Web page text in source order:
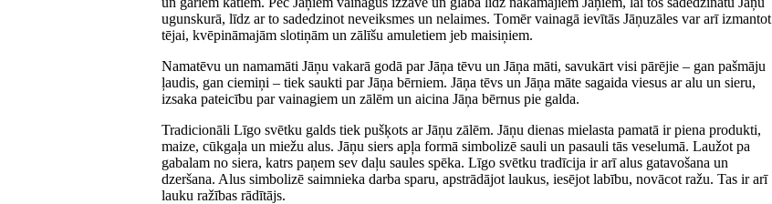
ugunskurā, līdz ar to sadedzinot neveiksmes un nelaimes. Tomēr vainagā ievītās Jāņuzāles var arī izmantot
tējai, kvēpināmajām slotiņām un zālīšu amuletiem jeb maisiņiem.
Namatēvu un namamāti Jāņu vakarā godā par Jāņa tēvu un Jāņa māti, savukārt visi pārējie – gan pašmāju
ļaudis, gan ciemiņi – tiek saukti par Jāņa bērniem. Jāņa tēvs un Jāņa māte sagaida viesus ar alu un sieru,
izsaka pateicību par vainagiem un zālēm un aicina Jāņa bērnus pie galda.
Tradicionāli Līgo svētku galds tiek pušķots ar Jāņu zālēm. Jāņu dienas mielasta pamatā ir piena produkti,
maize, cūkgaļa un miežu alus. Jāņu siers apļa formā simbolizē sauli un pasauli tās veselumā. Laužot pa
gabalam no siera, katrs paņem sev daļu saules spēka. Līgo svētku tradīcija ir arī alus gatavošana un
dzeršana. Alus simbolizē saimnieka darba sparu, apstrādājot laukus, iesējot labību, novācot ražu. Tas ir arī
lauku ražības rādītājs.